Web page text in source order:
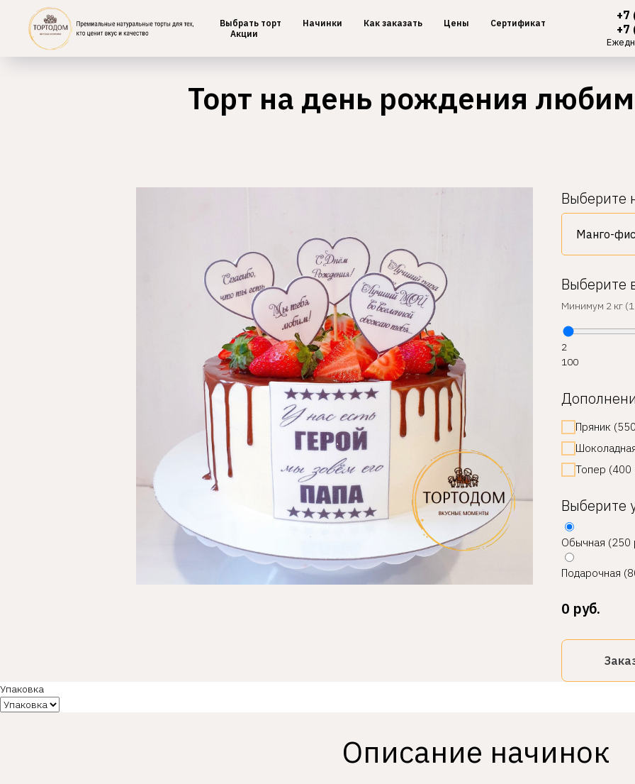
Выбрать торт Начинки Как заказать Цены
Сертификат
Акции
+7
+7
Главная / Ягодные
Торт на день рождения
Выберите
Выберите
Минимум 2 кг
2
100
Пряник
Топер (400
Выберите
Обычная (250
Подарочная
0 руб.
Упаковка
Описание начинок